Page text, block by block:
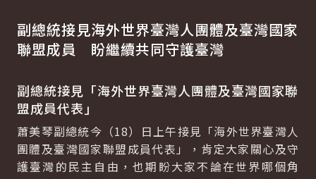
副總統接見海外世界臺灣人團體及臺灣國家
聯盟成員 盼繼續共同守護臺灣
副總統接見「海外世界臺灣人團體及臺灣國家聯
盟成員代表」
蕭美琴副總統今（18）日上午接見「海外世界臺灣人
團體及臺灣國家聯盟成員代表」，肯定大家關心及守
護臺灣的民主自由，也期盼大家不論在世界哪個角